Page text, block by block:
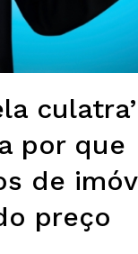
por que
de
preço